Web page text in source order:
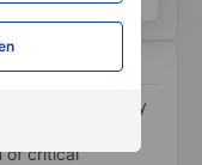
biotechnology
for cancer
of critical